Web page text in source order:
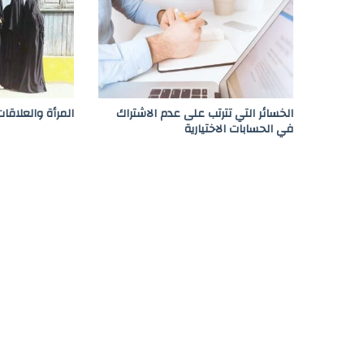
ا
ك
ل
ا
م
الخسائر التي تترتب على عدم الاشتراك
في الحسابات الاختيارية
المرأة